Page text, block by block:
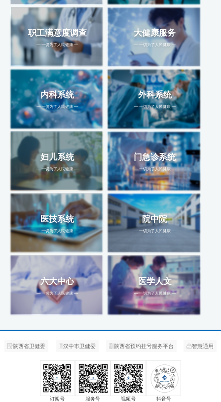
职工满意度调查
— 一切为了人民健康 —
大健康服务
— 一切为了人民健康 —
内科系统
— 一切为了人民健康 —
外科系统
— 一切为了人民健康 —
妇儿系统
— 一切为了人民健康 —
门急诊系统
— 一切为了人民健康 —
医技系统
— 一切为了人民健康 —
院中院
— 一切为了人民健康 —
六大中心
— 一切为了人民健康 —
医学人文
— 一切为了人民健康 —
陕西省卫健委 汉中市卫健委 陕西省预约挂号服务平台 智慧通用
订阅号 服务号 视频号 抖音号